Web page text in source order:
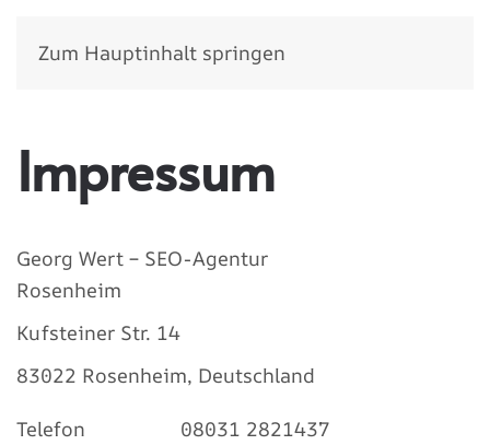
Zum Hauptinhalt springen
Impressum
Georg Wert – SEO-Agentur
Rosenheim
Kufsteiner Str. 14
83022 Rosenheim, Deutschland
Telefon
08031 2821437